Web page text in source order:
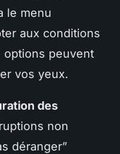
le menu
aux conditions
options peuvent
vos yeux.
des
non
déranger”